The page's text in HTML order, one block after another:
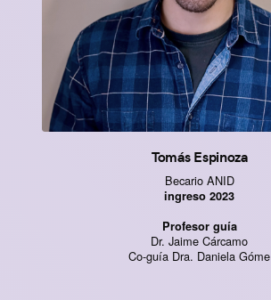
Tomás Espinoza
Becario ANID
ingreso 2023
Profesor guía
Dr. Jaime Cárcamo
Co-guía Dra. Daniela Góme